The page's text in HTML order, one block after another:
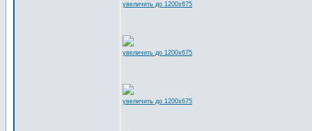
увеличить до 1200x675
увеличить до 1200x675
увеличить до 1200x675